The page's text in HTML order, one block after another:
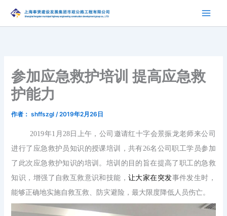
内
参加应急救护培训 提高应急救
护能力
作者： shffszgl/2019年2月26日
2019年1月28日上午，公司邀请红十字会景振龙老师来公司
进行了应急救护员知识的授课培训，共有26名公司职工学员参加
了此次应急救护知识的培训。培训的目的旨在提高了职工的急救
知识，增强了自救互救意识和技能，让大家在突发事件发生时，
能够正确地实施自救互救、防灾避险，最大限度降低人员伤亡。